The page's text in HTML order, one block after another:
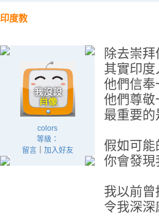
印度教
colors
等級：
留言｜ 加入好友
除去崇
其實印
他們信奉
他們尊敬
最重要
假如可能
你會發現
我以前
令我深